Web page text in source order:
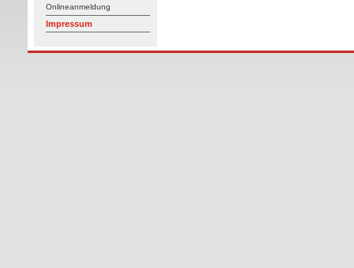
Onlineanmeldung
Impressum